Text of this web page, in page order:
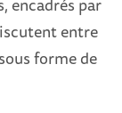
entre
forme de